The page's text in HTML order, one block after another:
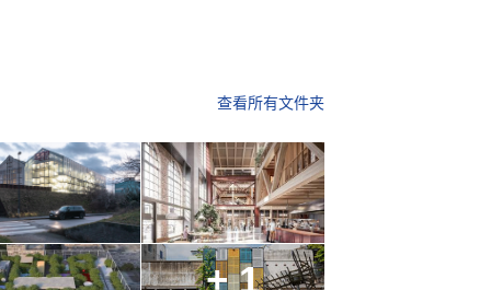
查看所有文件夹
+ 1